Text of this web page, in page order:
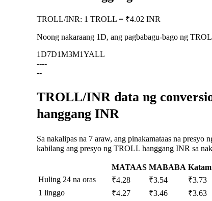
TROLL/INR: 1 TROLL = ₹4.02 INR
Noong nakaraang 1D, ang pagbabagu-bago ng
1D7D1M3M1YALL
----
--
TROLL/INR data ng
hanggang INR
Sa nakalipas na 7 araw, ang pinakamataas na
kabilang ang presyo ng TROLL hanggang INR sa
MATAAS MABABA
Huling 24 na oras
₹4.28 ₹3.54 ₹3.73
1 linggo
₹4.27 ₹3.46 ₹3.63